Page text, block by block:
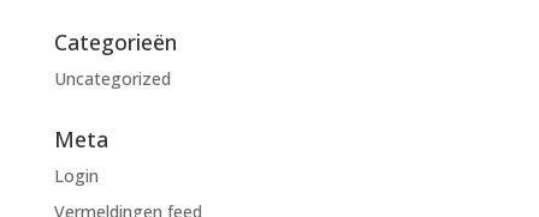
Categorieën
Uncategorized
Meta
Login
Vermeldingen feed